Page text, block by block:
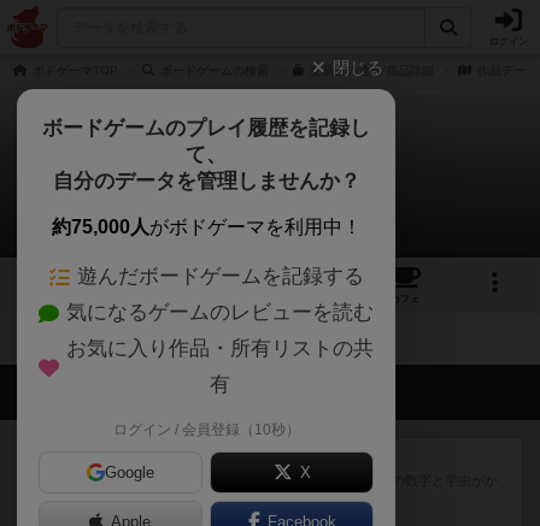
交易王の通販/商品詳細
交易王
拡張/関連作品 0件
12 3 35
カフェ
会員の新しい投稿
ヘックメック
サイコロゲームです1から5までの数字と芋虫がか
かれたダイス。これを振っ...
by みいやん
閉じる
ボードゲームのプレイ履歴を記録し
て、
自分のデータを管理しませんか？
約75,000人がボドゲーマを利用中！
遊んだボードゲームを記録する
気になるゲームのレビューを読む
お気に入り作品・所有リストの共
有
ログイン / 会員登録（10秒）
Google X
Apple Facebook